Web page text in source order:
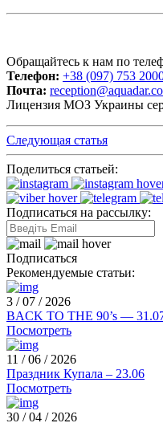
Обращайтесь к нам по
Телефон: +38 (097) 753
Почта:
Лицензия МОЗ Украины
Следующая статья
Поделиться статьей:
Подписаться на рассылку:
Подписаться
Рекомендуемые статьи:
3 / 07 / 2026
BACK TO THE 90’s —
Посмотреть
11 / 06 / 2026
Праздник Купала – 23.06
Посмотреть
30 / 04 / 2026